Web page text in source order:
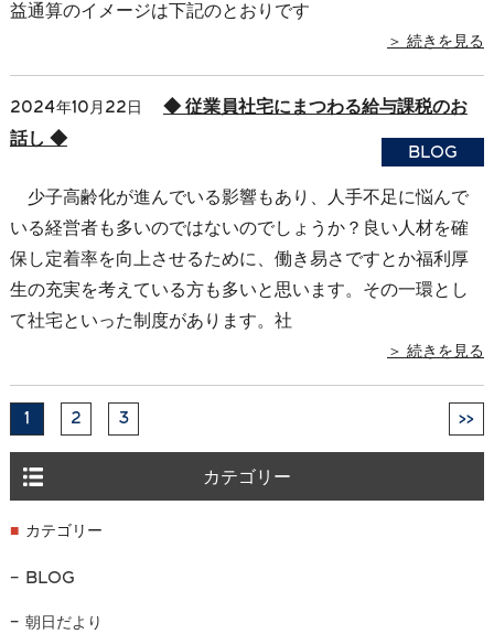
益通算のイメージは下記のとおりです
＞ 続きを見る
2024年10月22日
◆ 従業員社宅にまつわる給与課税のお
話し ◆
BLOG
少子高齢化が進んでいる影響もあり、人手不足に悩んで
いる経営者も多いのではないのでしょうか？良い人材を確
保し定着率を向上させるために、働き易さですとか福利厚
生の充実を考えている方も多いと思います。その一環とし
て社宅といった制度があります。社
＞ 続きを見る
1 2 3 >>
カテゴリー
カテゴリー
BLOG
朝日だより